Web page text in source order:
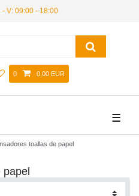
V: 09:00 - 18:00
0 0,00 EUR
☰
toallas de papel